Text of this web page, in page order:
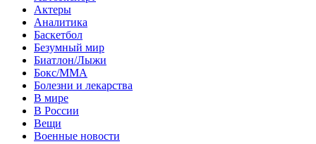
Актеры
Аналитика
Баскетбол
Безумный мир
Биатлон/Лыжи
Бокс/MMA
Болезни и лекарства
В мире
В России
Вещи
Военные новости